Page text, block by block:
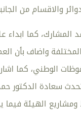
والاقسام من
المشارك، كما
واضاف بأن
الوطني، كما
سعادة الدكتور
الهيئة فيما